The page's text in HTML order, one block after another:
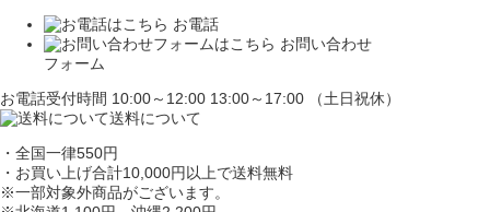
お電話
お問い合わせ
フォーム
お電話受付時間 10:00～12:00 13:00～17:00 （土日祝休）
送料について
・全国一律550円
・お買い上げ合計10,000円 以上で送料無料
※一部対象外商品がございます。